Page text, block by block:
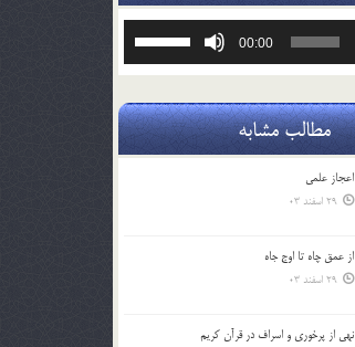
00:00
یا
صدا
کلیدهای
مطالب مشابه
اعجاز علمی
29 اسفند 03
از عمق چاه تا اوج جاه
29 اسفند 03
نهي از پرخوري و اسراف در قرآن کريم